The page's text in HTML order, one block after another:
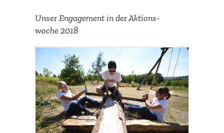
Unser Engagement in der Aktions­
woche 2018